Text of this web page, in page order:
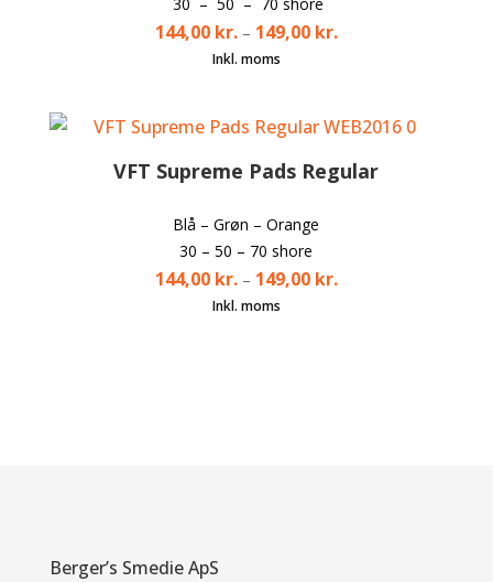
144,00 kr.– 149,00 kr.
VFT Supreme Pads Regular
Blå – Grøn – Orange
30 – 50 – 70 shore
144,00 kr.– 149,00 kr.
Berger’s Smedie ApS